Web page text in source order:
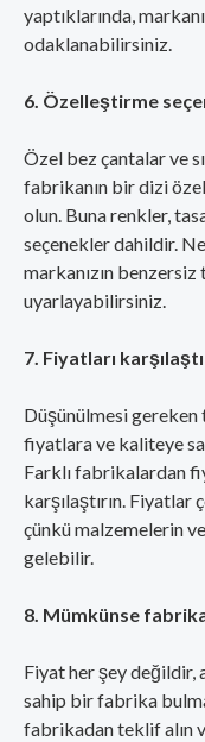
yaptıklarında,
odaklanabilirsiniz.
6. Özelleştirme
Özel bez çantalar ve
fabrikanın bir dizi
olun. Buna renkler,
seçenekler dahildir.
markanızın
uyarlayabilirsiniz.
7. Fiyatları
Düşünülmesi
fiyatlara ve kaliteye
Farklı fabrikalardan
karşılaştırın.
çünkü malzemelerin
gelebilir.
8. Mümkünse
Fiyat her şey değildir,
sahip bir fabrika
fabrikadan teklif alın